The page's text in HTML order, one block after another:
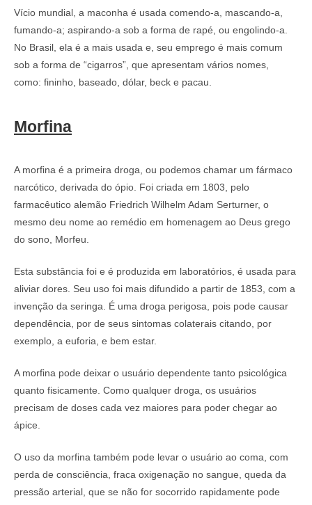
Vício mundial, a maconha é usada comendo-a, mascando-a,
fumando-a; aspirando-a sob a forma de rapé, ou engolindo-a.
No Brasil, ela é a mais usada e, seu emprego é mais comum
sob a forma de “cigarros”, que apresentam vários nomes,
como: fininho, baseado, dólar, beck e pacau.
Morfina
A morfina é a primeira droga, ou podemos chamar um fármaco
narcótico, derivada do ópio. Foi criada em 1803, pelo
farmacêutico alemão Friedrich Wilhelm Adam Serturner, o
mesmo deu nome ao remédio em homenagem ao Deus grego
do sono, Morfeu.
Esta substância foi e é produzida em laboratórios, é usada para
aliviar dores. Seu uso foi mais difundido a partir de 1853, com a
invenção da seringa. É uma droga perigosa, pois pode causar
dependência, por de seus sintomas colaterais citando, por
exemplo, a euforia, e bem estar.
A morfina pode deixar o usuário dependente tanto psicológica
quanto fisicamente. Como qualquer droga, os usuários
precisam de doses cada vez maiores para poder chegar ao
ápice.
O uso da morfina também pode levar o usuário ao coma, com
perda de consciência, fraca oxigenação no sangue, queda da
pressão arterial, que se não for socorrido rapidamente pode